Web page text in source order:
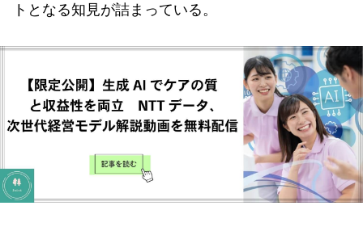
トとなる知見が詰まっている。